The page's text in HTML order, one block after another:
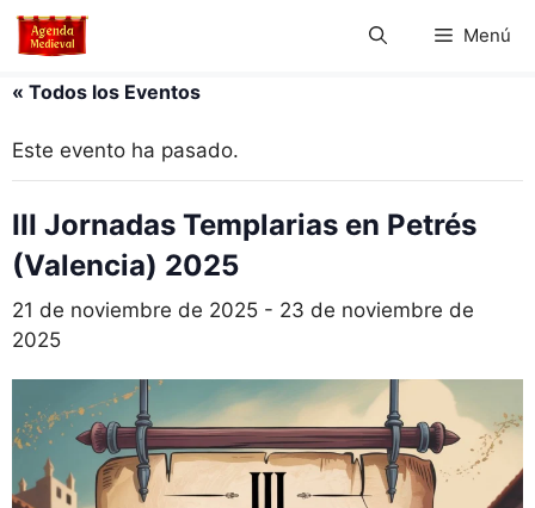
Saltar
Menú
« Todos los Eventos
Este evento ha pasado.
III Jornadas Templarias en Petrés
(Valencia) 2025
21 de noviembre de 2025 - 23 de noviembre de
2025